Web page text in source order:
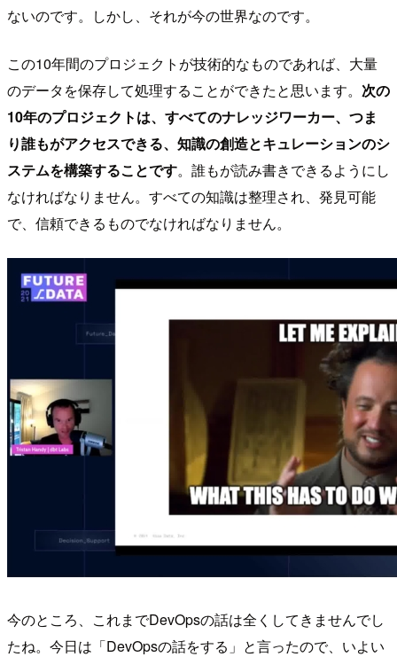
ないのです。しかし、それが今の世界なのです。
この10年間のプロジェクトが技術的なものであれば、大量
のデータを保存して処理することができたと思います。 次の
10年のプロジェクトは、すべてのナレッジワーカー、つま
り誰もがアクセスできる、知識の創造とキュレーションのシ
ステムを構築することです。誰もが読み書きできるようにし
なければなりません。すべての知識は整理され、発見可能
で、信頼できるものでなければなりません。
今のところ、これまでDevOpsの話は全くしてきませんでし
たね。今日は「DevOpsの話をする」と言ったので、いよい